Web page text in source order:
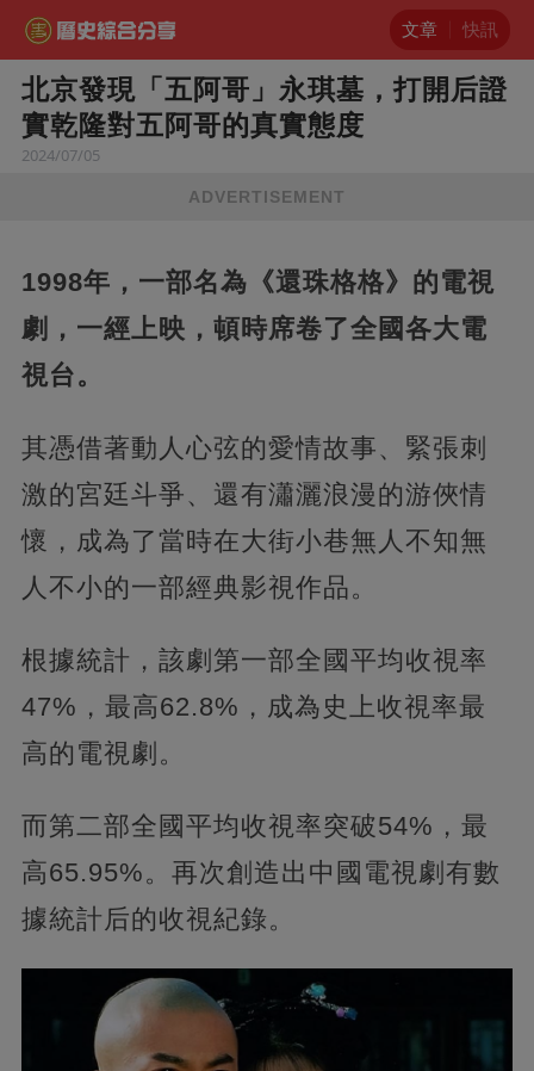
文章 快訊
北京發現「五阿哥」永琪墓，打開后證
實乾隆對五阿哥的真實態度
2024/07/05
ADVERTISEMENT
1998年，一部名為《還珠格格》的電視
劇，一經上映，頓時席卷了全國各大電
視台。
其憑借著動人心弦的愛情故事、緊張刺
激的宮廷斗爭、還有瀟灑浪漫的游俠情
懷，成為了當時在大街小巷無人不知無
人不小的一部經典影視作品。
根據統計，該劇第一部全國平均收視率
47%，最高62.8%，成為史上收視率最
高的電視劇。
而第二部全國平均收視率突破54%，最
高65.95%。再次創造出中國電視劇有數
據統計后的收視紀錄。